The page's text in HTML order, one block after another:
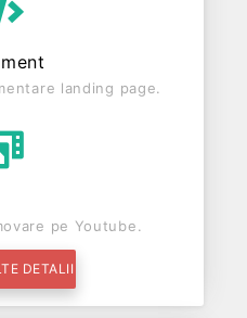
landing page.
pe Youtube.
DETALII